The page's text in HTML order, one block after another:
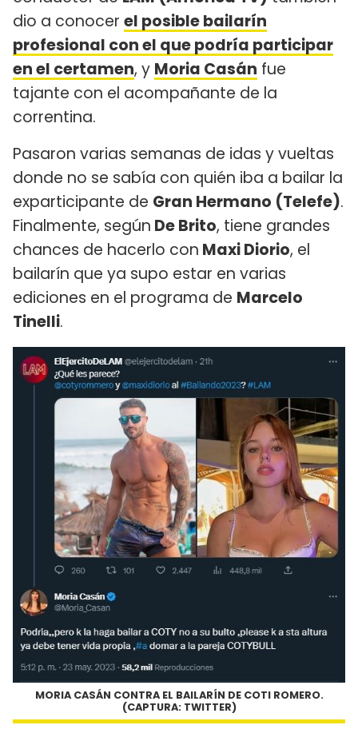
dio a conocer el posible bailarín
profesional con el que podría participar
en el certamen, y Moria Casán fue
tajante con el acompañante de la
correntina.
Pasaron varias semanas de idas y vueltas
donde no se sabía con quién iba a bailar la
exparticipante de Gran Hermano (Telefe).
Finalmente, según De Brito, tiene grandes
chances de hacerlo con Maxi Diorio, el
bailarín que ya supo estar en varias
ediciones en el programa de Marcelo
Tinelli.
MORIA CASÁN CONTRA EL BAILARÍN DE COTI ROMERO.
(CAPTURA: TWITTER)